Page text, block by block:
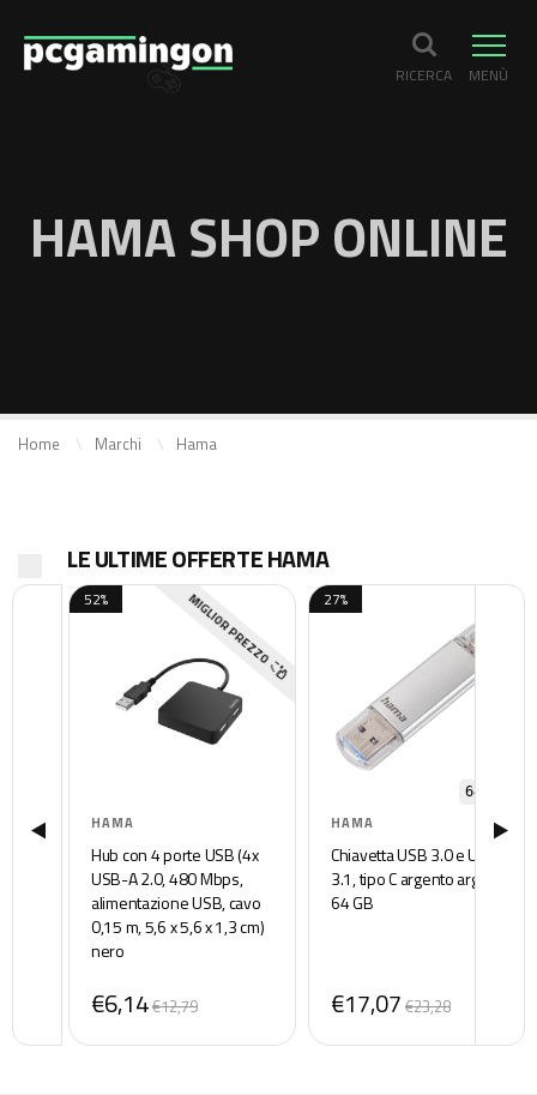
RICERCA MENÙ
HAMA SHOP ONLINE
Home Marchi Hama
LE ULTIME OFFERTE HAMA
HAMA
Hub con 4 porte USB (4x
USB-A 2.0, 480 Mbps,
alimentazione USB, cavo
0,15 m, 5,6 x 5,6 x 1,3 cm)
nero
€6,14€12,79
52% MIGLIOR PREZZO
64 GB
HAMA
Chiavetta USB 3.0 e USB
3.1, tipo C argento argento
64 GB
€17,07 €23,28
27%